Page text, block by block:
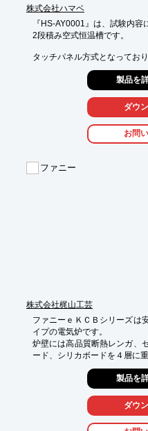
株式会社ハマベ
『HS-AY0001』は、試験内
2段積み空式恒温槽です。
タッチパネル方式となってお
また、低温域は-60℃から高温
■試験内容に合わせた循環方式
■多槽にすることにより多重
■カラータッチパネルを採用し
■オリジナル組立方式による製
製品を
ダウ
お問
ファニー
株式会社梶山工芸
ファニーｅＫＣＢシリーズは
イプの電気炉です。
炉壁には高品質断熱レンガ、
ード、シリカボードを４層に
発熱体は世界的に信頼性の高
線を採用し、ヒーターの表面
ので丈夫で長寿命です。また
納されていますので製品の出
焼成温度の制御はプログラム
プができ、プログラムの変更
製品を
ダウ